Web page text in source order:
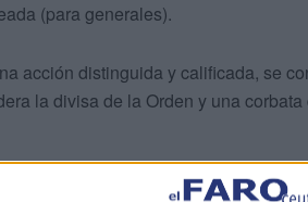
(para generales).
acción distinguida y calificada, se
la divisa de la Orden y una
VII ordena la abolición del primer